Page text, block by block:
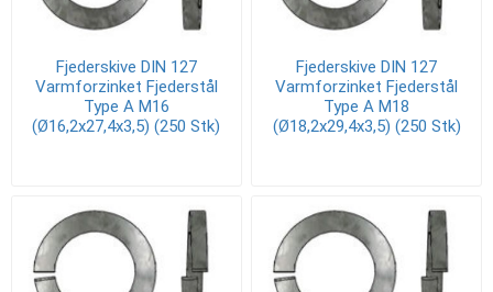
Fjederskive DIN 127
Varmforzinket Fjederstål
Type A M16
(Ø16,2x27,4x3,5) (250 Stk)
Fjederskive DIN 127
Varmforzinket Fjederstål
Type A M18
(Ø18,2x29,4x3,5) (250 Stk)